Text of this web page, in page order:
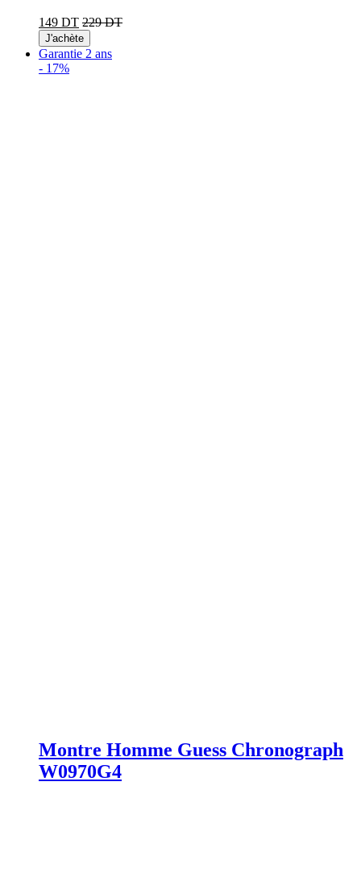
149 DT 229 DT
J'achète
Garantie 2 ans
- 17%
Montre Homme Guess Chronograph
W0970G4